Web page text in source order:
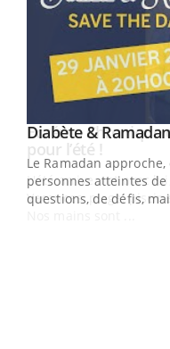
Youtube
Diabète &
Le Ramadan
personnes atteintes
questions, de défis,